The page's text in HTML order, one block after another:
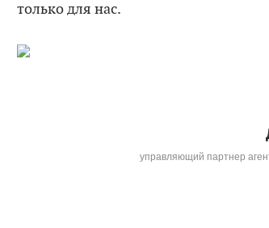
только для нас.
управляющий партнер